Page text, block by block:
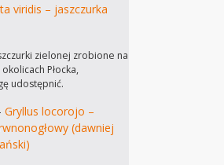
viridis – jaszczurka
zielonej zrobione na
Płocka,
udostępnić.
Gryllus locorojo –
(dawniej